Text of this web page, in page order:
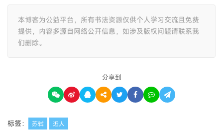
本博客为公益平台，所有书法资源仅供个人学习交流且免费
提供，内容多源自网络公开信息，如涉及版权问题请联系我
们删除。
分享到
标签： 苏轼 近人